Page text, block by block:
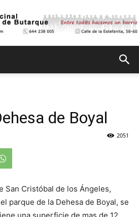
de
de Boyal
2051
San Cristóbal de los Ángeles,
parque de la Dehesa de Boyal, se